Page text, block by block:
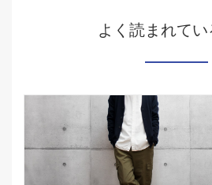
よく読まれて